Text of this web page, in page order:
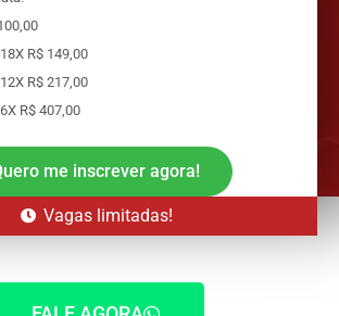
R$ 149,00
R$ 217,00
R$ 407,00
me inscrever agora!
Vagas limitadas!